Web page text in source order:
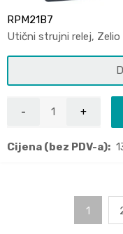
RPM21B7
Utični strujni relej, Zelio
Cijena (bez PDV-a):
1